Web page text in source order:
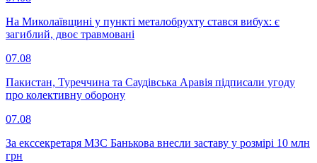
На Миколаївщині у пункті металобрухту стався вибух: є
загиблий, двоє травмовані
07.08
Пакистан, Туреччина та Саудівська Аравія підписали угоду
про колективну оборону
07.08
За екссекретаря МЗС Банькова внесли заставу у розмірі 10 млн
грн